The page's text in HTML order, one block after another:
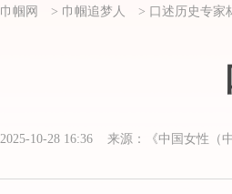
巾帼网 > 巾帼追梦人 > 口述历史专家
2025-10-28 16:36 来源：《中国女性（